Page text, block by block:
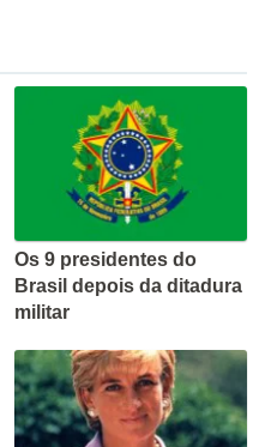
Os 9 presidentes do
Brasil depois da ditadura
militar